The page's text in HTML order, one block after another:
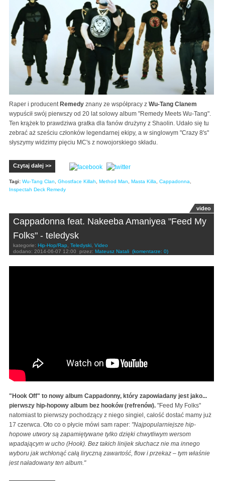
Raper i producentRemedy znany ze współpracy z Wu-Tang Clanem
wypuścił swój pierwszy od 20 lat solowy album "Remedy Meets Wu-Tang".
Ten krążek to prawdziwa gratka dla fanów drużyny z Shaolin. Udało się tu
zebrać aż sześciu członków legendarnej ekipy, a w singlowym "Crazy 8's"
słyszymy widzimy pięciu MC's z nowojorskiego składu.
Czytaj dalej >>
Tagi: Wu-Tang Clan Ghostface Killah Method Man Masta Killa Cappadonna
Inspectah Deck Remedy
video
Cappadonna feat. Nakeeba Amaniyea "Feed My
Folks" - teledysk
kategorie: Hip-Hop/Rap Teledyski Video
dodano: 2014-06-07 12:00 przez: Mateusz Natali (komentarze: 0)
"Hook Off" to nowy album Cappadonny, który zapowiadany jest jako...
pierwszy hip-hopowy album bez hooków (refrenów). "Feed My Folks"
natomiast to pierwszy pochodzący z niego singiel, całość dostać mamy już
17 czerwca. Oto co o płycie mówi sam raper: "Najpopularniejsze hip-
hopowe utwory są zapamiętywane tylko dzięki chwytliwym wersom
wpadającym w ucho (Hook). Bez takich linijek słuchacz nie ma innego
wyboru jak wchłonąć całą liryczną zawartość, flow i przekaz – tym właśnie
jest naładowany ten album."